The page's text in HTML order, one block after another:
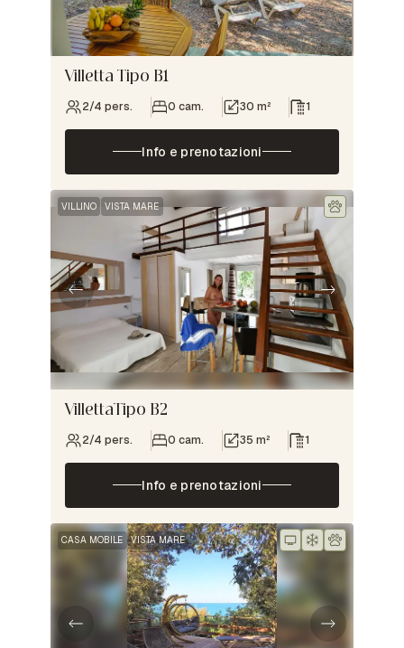
Villetta Tipo B1
2/4 pers. 0 cam. 30 m² 1
Info e prenotazioni
VILLINO VISTA MARE
VillettaTipo B2
2/4 pers. 0 cam. 35 m² 1
Info e prenotazioni
CASA MOBILE VISTA MARE